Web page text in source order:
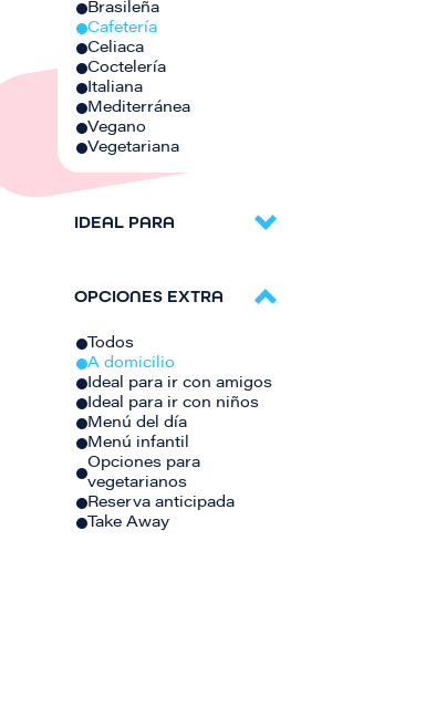
Brasileña
Cafetería
Celiaca
Coctelería
Italiana
Mediterránea
Vegano
Vegetariana
IDEAL PARA
OPCIONES EXTRA
Todos
A domicilio
Ideal para ir con amigos
Ideal para ir con niños
Menú del día
Menú infantil
Opciones para
vegetarianos
Reserva anticipada
Take Away